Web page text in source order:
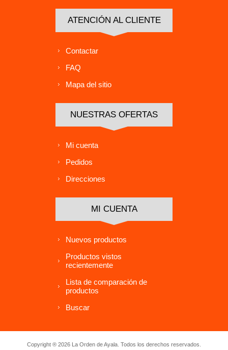
ATENCIÓN AL CLIENTE
Contactar
FAQ
Mapa del sitio
NUESTRAS OFERTAS
Mi cuenta
Pedidos
Direcciones
MI CUENTA
Nuevos productos
Productos vistos
recientemente
Lista de comparación de
productos
Buscar
Copyright ® 2026 La Orden de Ayala. Todos los derechos reservados.